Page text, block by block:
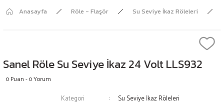
Anasayfa Röle - Flaşör Su Seviye İkaz Röleleri
Sanel Röle Su Seviye İkaz 24 Volt LLS932
0 Puan - 0 Yorum
Kategori
Su Seviye İkaz Röleleri